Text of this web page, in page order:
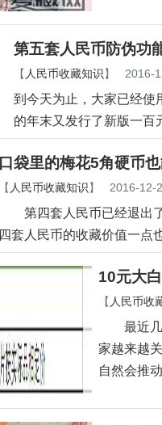
第五套人民币防伪功
【 人民币收藏知识】 2016-
到今天为止，大家已经使
的年末又发行了新版一百
口袋里的梅花5角硬币
【 人民币收藏知识】 2016-12-
第四套人民币已经退出了
四套人民币的收藏价值一点
10元大
【 人民币收
最近几
家越来越
自然会推